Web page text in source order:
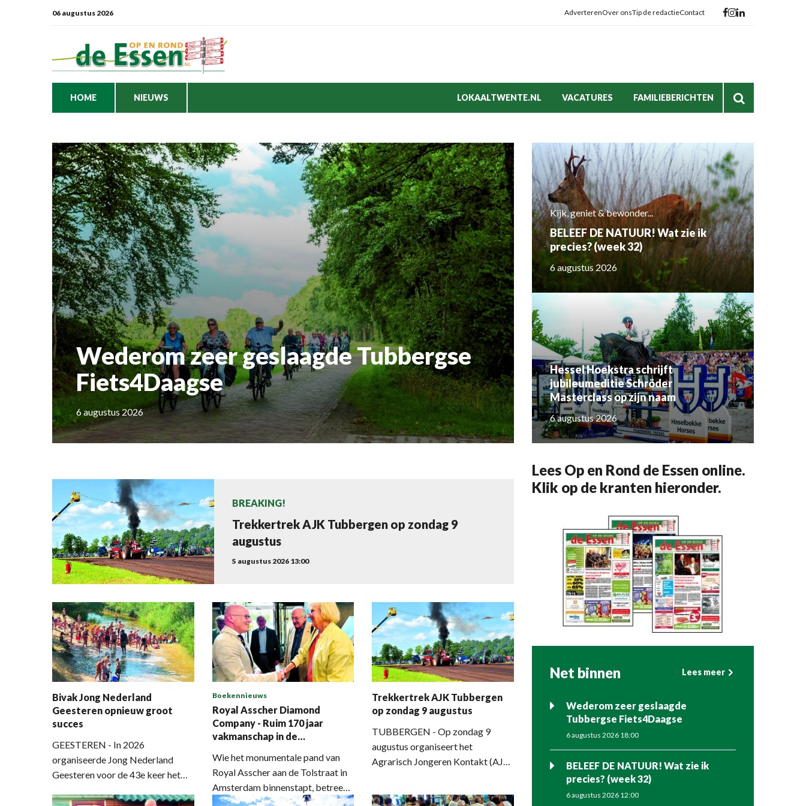
06 augustus 2026 AdverterenOver onsTip de redactieContact
HOME NIEUWS LOKAALTWENTE.NL VACATURES FAMILIEBERICHTEN
Wederom zeer geslaagde Tubbergse
Fiets4Daagse
6 augustus 2026
Kijk, geniet & bewonder...
BELEEF DE NATUUR! Wat zie ik
precies? (week 32)
6 augustus 2026
Hessel Hoekstra schrijft
jubileumeditie Schröder
Masterclass op zijn naam
6 augustus 2026
BREAKING!
Trekkertrek AJK Tubbergen op zondag 9
augustus
5 augustus 2026 13:00
Bivak Jong Nederland
Geesteren opnieuw groot
succes
GEESTEREN - In 2026
organiseerde Jong Nederland
Geesteren voor de 43e keer het
Boekennieuws
Royal Asscher Diamond
Company - Ruim 170 jaar
vakmanschap in de
Wie het monumentale pand van
Royal Asscher aan de Tolstraat in
Amsterdam binnenstapt, betreedt
niet alleen een wereldberoemd
Trekkertrek AJK Tubbergen
op zondag 9 augustus
TUBBERGEN - Op zondag 9
augustus organiseert het
Agrarisch Jongeren Kontakt (AJK)
Lees Op en Rond de Essen online.
Klik op de kranten hieronder.
Net binnen Lees meer
Wederom zeer geslaagde
Tubbergse Fiets4Daagse
6 augustus 2026 18:00
BELEEF DE NATUUR! Wat zie ik
precies? (week 32)
6 augustus 2026 12:00